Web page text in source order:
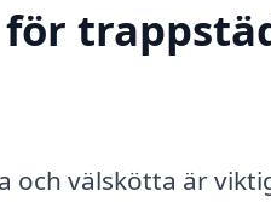
och välskötta är